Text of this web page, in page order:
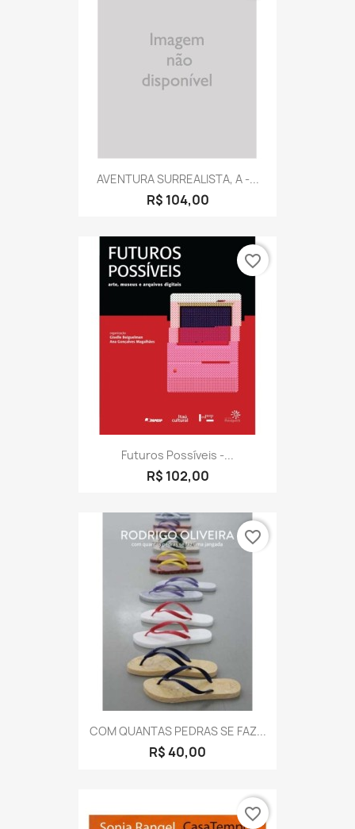
AVENTURA SURREALISTA, A -...
R$ 104,00
Futuros Possíveis -...
R$ 102,00
favorite_border
COM QUANTAS PEDRAS SE FAZ...
R$ 40,00
favorite_border
favorite_border